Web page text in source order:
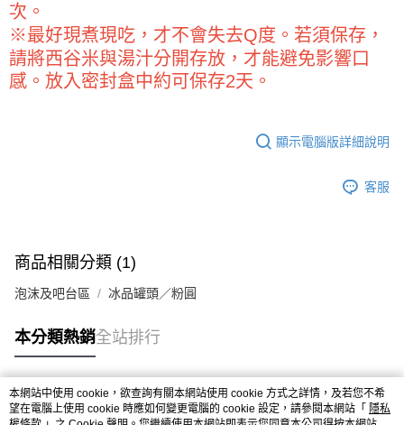
次。
※最好現煮現吃，才不會失去Q度。若須保存，
請將西谷米與湯汁分開存放，才能避免影響口
感。放入密封盒中約可保存2天。
顯示電腦版詳細說明
客服
商品相關分類 (1)
泡沫及吧台區 冰品罐頭／粉圓
本分類熱銷全站排行
熱門標籤
本網站中使用 cookie，欲查詢有關本網站使用 cookie 方式之詳情，及若您不希
望在電腦上使用 cookie 時應如何變更電腦的 cookie 設定，請參閱本網站「 隱私